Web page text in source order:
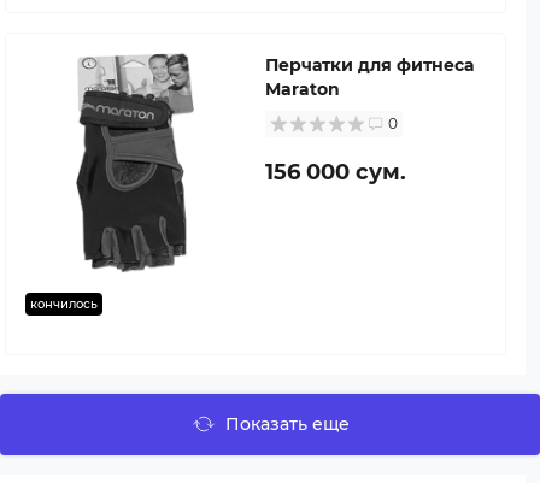
кончилось
Перчатки для фитнеса
Maraton
0
156 000 сум.
Показать еще